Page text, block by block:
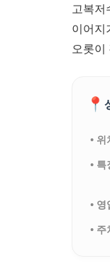
고복
이어
오롯이
📍
• 위
• 특
• 영
• 주